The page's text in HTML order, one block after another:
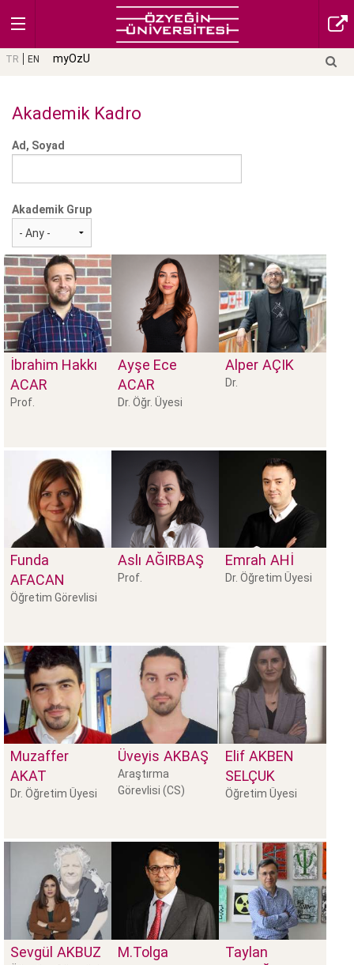
TR EN myOzU
Akademik Kadro
Ad, Soyad
Akademik Grup
İbrahim Hakkı
ACAR
Prof.
Ayşe Ece
ACAR
Dr. Öğr. Üyesi
Alper AÇIK
Dr.
Funda
AFACAN
Öğretim Görevlisi
Aslı AĞIRBAŞ
Prof.
Emrah AHI
Dr. Öğretim Üyesi
Muzaffer
AKAT
Dr. Öğretim Üyesi
Üveyis AKBAŞ
Araştırma
Görevlisi (CS)
Elif AKBEN
SELÇUK
Öğretim Üyesi
Sevgül AKBUZ
M.Tolga
Taylan